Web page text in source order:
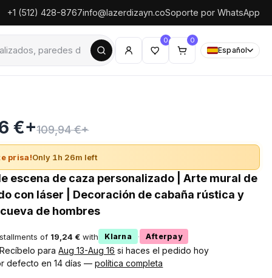
+1 (512) 428-8767info@lazerdizayn.coSoporte por WhatsApp
0 0
Español
€+109,94 €+
prisa!Only 1h 26m left
escena de caza personalizado | Arte mural de
con láser | Decoración de cabaña rústica y
de hombres
of 19,24 € with Klarna · Afterpay
paraAug 13-Aug 16 si haces el pedido hoy
defecto en 14 días —política completa